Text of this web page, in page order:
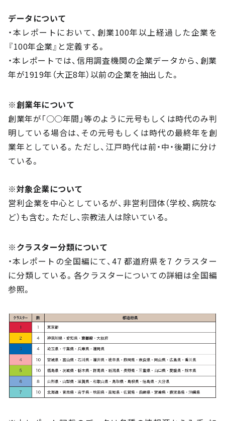
データについて
・本レポートにおいて、創業100年以上経過した企業を
『100年企業』と定義する。
・本レポートでは、信用調査機関の企業データから、創業
年が1919年（大正8年）以前の企業を抽出した。
※創業年について
創業年が「○○年間」等のように元号もしくは時代のみ判
明している場合は、その元号もしくは時代の最終年を創
業年としている。ただし、江戸時代は前・中・後期に分け
ている。
※対象企業について
営利企業を中心としているが、非営利団体（学校、病院な
ど）も含む。ただし、宗教法人は除いている。
※クラスター分類について
・本レポートの全国編にて、47 都道府県を7 クラスター
に分類している。各クラスターについての詳細は全国編
参照。